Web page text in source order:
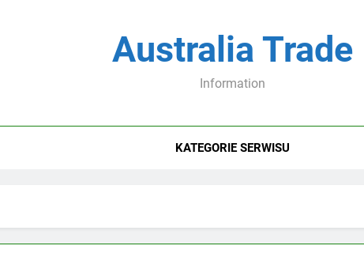
Australia Trade
Information
KATEGORIE SERWISU